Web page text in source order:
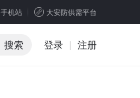
手机站 大安防供需平台
搜索 登录 | 注册